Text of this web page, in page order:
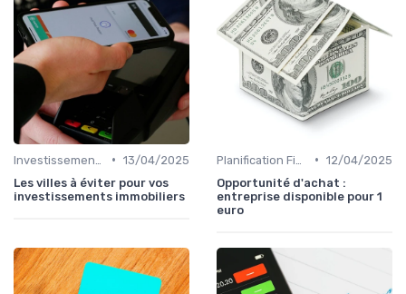
• 13/04/2025
Les villes à éviter pour vos
investissements immobiliers
• 12/04/2025
Opportunité d'achat :
entreprise disponible pour 1
euro